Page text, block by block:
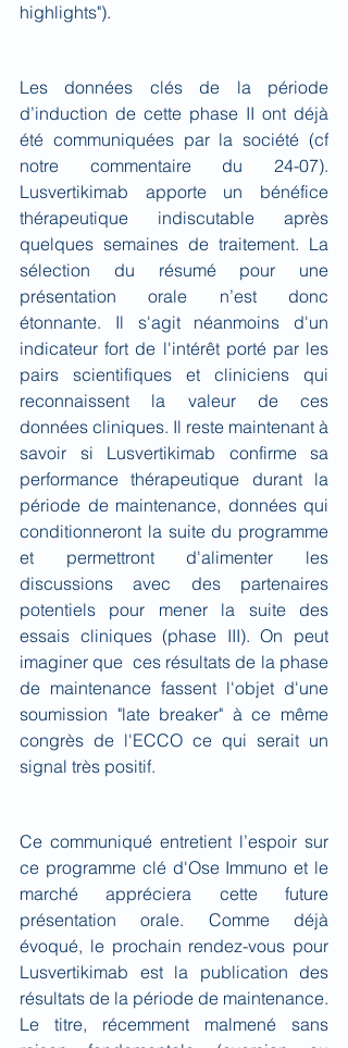
highlights").
Les données clés de la période
d’induction de cette phase II ont déjà
été communiquées par la société (cf
notre commentaire du 24-07).
Lusvertikimab apporte un bénéfice
thérapeutique indiscutable après
quelques semaines de traitement. La
sélection du résumé pour une
présentation orale n’est donc
étonnante. Il s'agit néanmoins d'un
indicateur fort de l'intérêt porté par les
pairs scientifiques et cliniciens qui
reconnaissent la valeur de ces
données cliniques. Il reste maintenant à
savoir si Lusvertikimab confirme sa
performance thérapeutique durant la
période de maintenance, données qui
conditionneront la suite du programme
et permettront d'alimenter les
discussions avec des partenaires
potentiels pour mener la suite des
essais cliniques (phase III). On peut
imaginer que  ces résultats de la phase
de maintenance fassent l'objet d'une
soumission "late breaker" à ce même
congrès de l'ECCO ce qui serait un
signal très positif.
Ce communiqué entretient l’espoir sur
ce programme clé d'Ose Immuno et le
marché appréciera cette future
présentation orale. Comme déjà
évoqué, le prochain rendez-vous pour
Lusvertikimab est la publication des
résultats de la période de maintenance.
Le titre, récemment malmené sans